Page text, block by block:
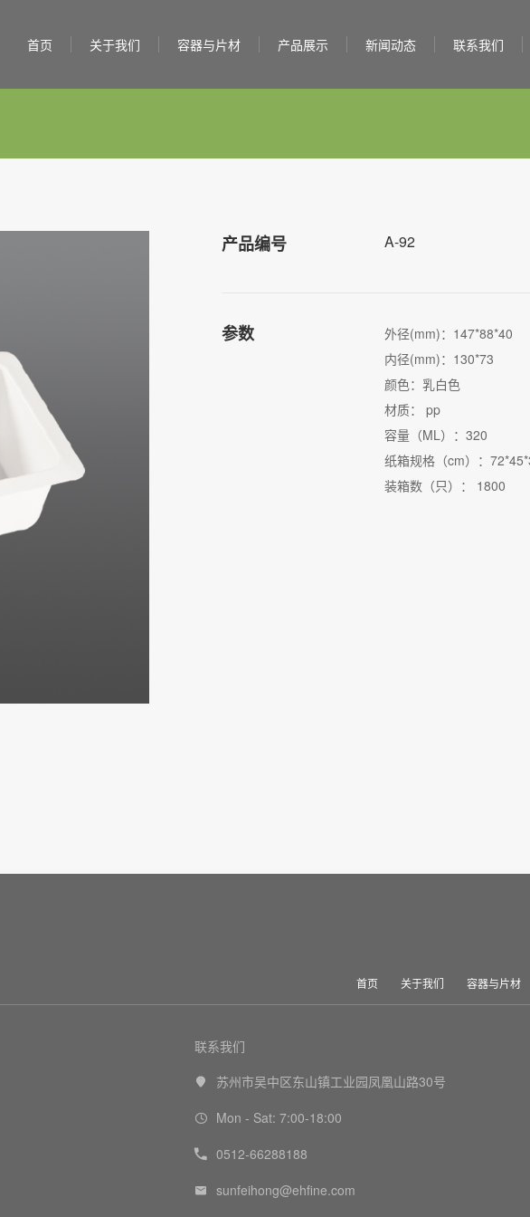
首页 关于我们 容器与片材 产品展示 新闻动态 联系我们
产品编号 A-92
参数
外径(mm)：147*88*40
内径(mm)：130*73
颜色：乳白色
材质： pp
容量（ML）：320
纸箱规格（cm）：
装箱数（只）： 1800
首页 关于我们 容器与片材
联系我们
 苏州市吴中区东山镇工业园凤凰山路30号
 Mon - Sat: 7:00-18:00
 0512-66288188
 sunfeihong@ehfine.com